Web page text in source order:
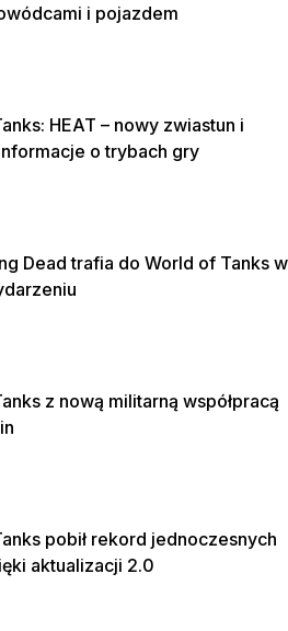
i pojazdem
HEAT – nowy zwiastun i
o trybach gry
Dead trafia do World of Tanks w
z nową militarną współpracą
pobił rekord jednoczesnych
aktualizacji 2.0